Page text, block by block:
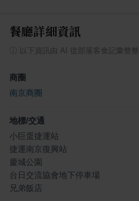
餐廳詳細資訊
以下資訊由 AI 從部落客食記彙整整
商圈
南京商圈
地標/交通
小巨蛋捷運站
捷運南京復興站
慶城公園
台日交流協會地下停車場
兄弟飯店